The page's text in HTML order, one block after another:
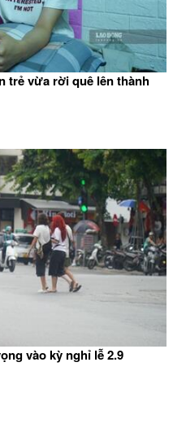
trẻ vừa rời quê lên thành
vào kỳ nghỉ lễ 2.9